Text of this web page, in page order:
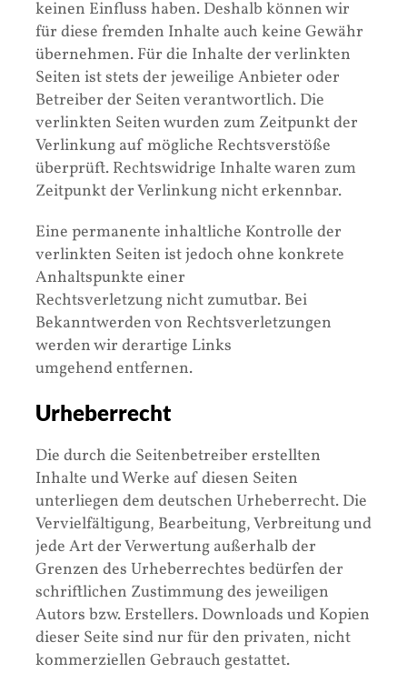
keinen Einfluss haben. Deshalb können wir
für diese fremden Inhalte auch keine Gewähr
übernehmen. Für die Inhalte der verlinkten
Seiten ist stets der jeweilige Anbieter oder
Betreiber der Seiten verantwortlich. Die
verlinkten Seiten wurden zum Zeitpunkt der
Verlinkung auf mögliche Rechtsverstöße
überprüft. Rechtswidrige Inhalte waren zum
Zeitpunkt der Verlinkung nicht erkennbar.
Eine permanente inhaltliche Kontrolle der
verlinkten Seiten ist jedoch ohne konkrete
Anhaltspunkte einer
Rechtsverletzung nicht zumutbar. Bei
Bekanntwerden von Rechtsverletzungen
werden wir derartige Links
umgehend entfernen.
Urheberrecht
Die durch die Seitenbetreiber erstellten
Inhalte und Werke auf diesen Seiten
unterliegen dem deutschen Urheberrecht. Die
Vervielfältigung, Bearbeitung, Verbreitung und
jede Art der Verwertung außerhalb der
Grenzen des Urheberrechtes bedürfen der
schriftlichen Zustimmung des jeweiligen
Autors bzw. Erstellers. Downloads und Kopien
dieser Seite sind nur für den privaten, nicht
kommerziellen Gebrauch gestattet.